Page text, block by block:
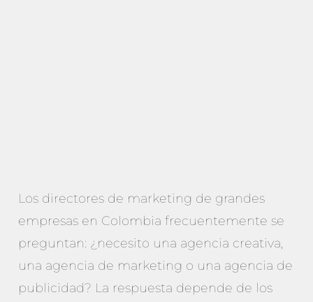
Los directores de marketing de grandes
empresas en Colombia frecuentemente se
preguntan: ¿necesito una agencia creativa,
una agencia de marketing o una agencia de
publicidad? La respuesta depende de los